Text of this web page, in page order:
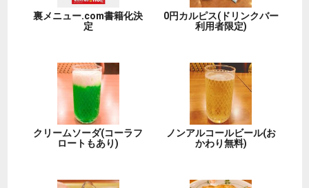
裏メニュー.com書籍化決
定
0円カルピス(ドリンクバー
利用者限定)
クリームソーダ(コーラフ
ロートもあり)
ノンアルコールビール(お
かわり無料)